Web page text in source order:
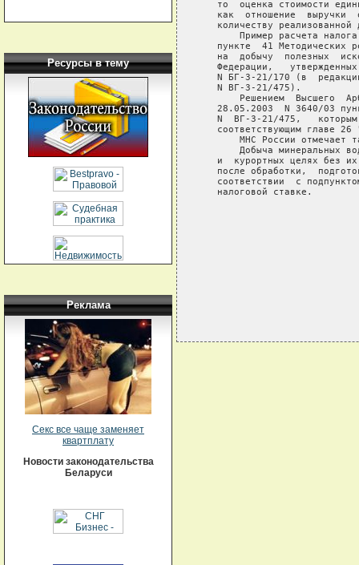
Ресурсы в тему
Реклама
Секс все чаще заменяет
квартплату
Новости законодательства
Беларуси
то  оценка стоимости
как  отношение  выручки
количеству реализованной
Пример расчета
пункте  41 Методических
на  добычу  полезных
Федерации,
N БГ-3-21/170 (в
   N ВГ-3-21/475).
Решением  Высшего
28.05.2003  N 3640/03
N  ВГ-3-21/475,
соответствующим главе 26
МНС России отмечает
Добыча минеральных
и  курортных целях без
после обработки,
соответствии  с
   налоговой ставке.